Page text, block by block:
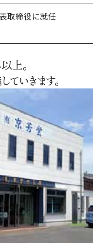
取締役に就任
上。
いきます。